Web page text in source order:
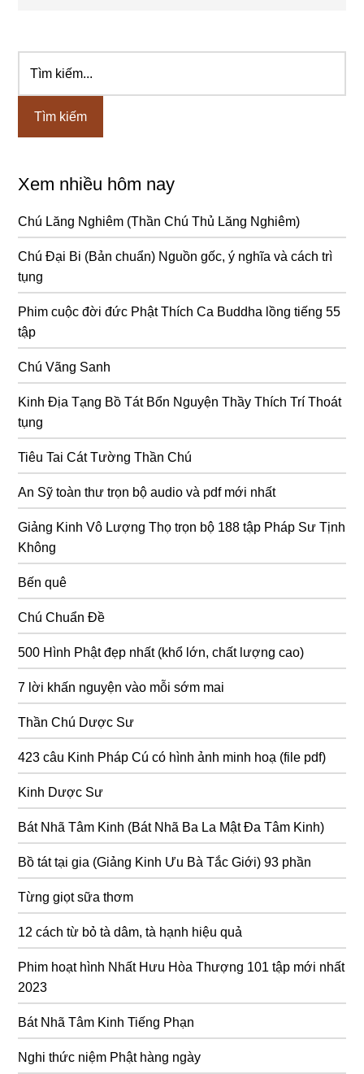
Sidebar
chính
kiếm...
Xem nhiều hôm nay
Chú Lăng Nghiêm (Thần Chú Thủ Lăng Nghiêm)
Chú Đại Bi (Bản chuẩn) Nguồn gốc, ý nghĩa và cách trì
tụng
Phim cuộc đời đức Phật Thích Ca Buddha lồng tiếng 55
tập
Chú Vãng Sanh
Kinh Địa Tạng Bồ Tát Bổn Nguyện Thầy Thích Trí Thoát
tụng
Tiêu Tai Cát Tường Thần Chú
An Sỹ toàn thư trọn bộ audio và pdf mới nhất
Giảng Kinh Vô Lượng Thọ trọn bộ 188 tập Pháp Sư Tịnh
Không
Bến quê
Chú Chuẩn Đề
500 Hình Phật đẹp nhất (khổ lớn, chất lượng cao)
7 lời khấn nguyện vào mỗi sớm mai
Thần Chú Dược Sư
423 câu Kinh Pháp Cú có hình ảnh minh hoạ (file pdf)
Kinh Dược Sư
Bát Nhã Tâm Kinh (Bát Nhã Ba La Mật Đa Tâm Kinh)
Bồ tát tại gia (Giảng Kinh Ưu Bà Tắc Giới) 93 phần
Từng giọt sữa thơm
12 cách từ bỏ tà dâm, tà hạnh hiệu quả
Phim hoạt hình Nhất Hưu Hòa Thượng 101 tập mới nhất
2023
Bát Nhã Tâm Kinh Tiếng Phạn
Nghi thức niệm Phật hàng ngày